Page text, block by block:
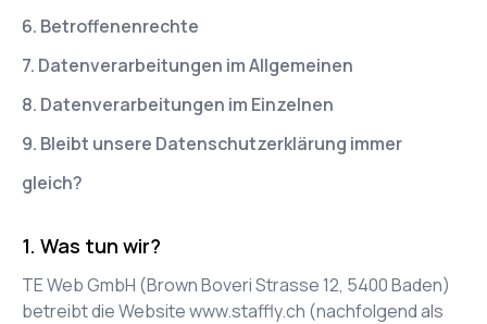
6. Betroffenenrechte
7. Datenverarbeitungen im Allgemeinen
8. Datenverarbeitungen im Einzelnen
9. Bleibt unsere Datenschutzerklärung immer
gleich?
Was tun wir?
TE Web GmbH (Brown Boveri Strasse 12, 5400Baden)
betreibt die Websitewww.staffly.ch (nachfolgend als